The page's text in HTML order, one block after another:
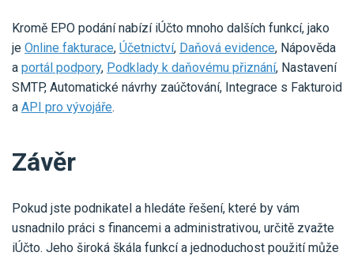
Kromě EPO podání nabízí iÚčto mnoho dalších funkcí, jako
je Online fakturace, Účetnictví, Daňová evidence, Nápověda
a portál podpory, Podklady k daňovému přiznání, Nastavení
SMTP, Automatické návrhy zaúčtování, Integrace s Fakturoid
a API pro vývojáře.
Závěr
Pokud jste podnikatel a hledáte řešení, které by vám
usnadnilo práci s financemi a administrativou, určitě zvažte
iÚčto. Jeho široká škála funkcí a jednoduchost použití může